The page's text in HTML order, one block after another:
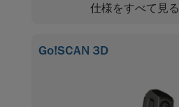
仕様をすべて見る
Go!SCAN 3D